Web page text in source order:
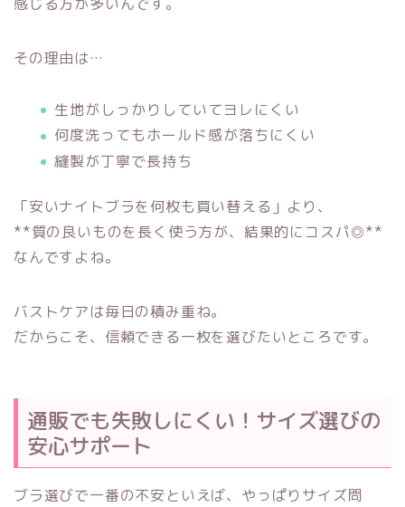
その理由は…
生地がしっかりしていてヨレにくい
何度洗ってもホールド感が落ちにくい
縫製が丁寧で長持ち
「安いナイトブラを何枚も買い替える」より、
**質の良いものを長く使う方が、結果的にコスパ◎**
なんですよね。
バストケアは毎日の積み重ね。
だからこそ、信頼できる一枚を選びたいところです。
通販でも失敗しにくい！サイズ選びの
安心サポート
ブラ選びで一番の不安といえば、やっぱりサイズ問